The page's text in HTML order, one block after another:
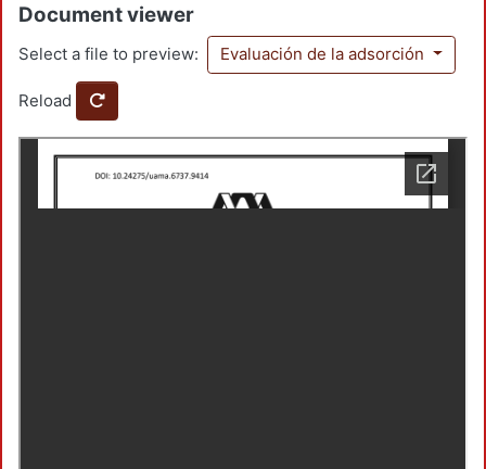
Document viewer
Select a file to preview: Evaluación de la adsorción
Reload